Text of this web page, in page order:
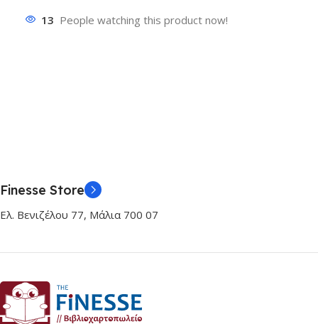
13 People watching this product now!
Finesse Store
Ελ. Βενιζέλου 77, Μάλια 700 07